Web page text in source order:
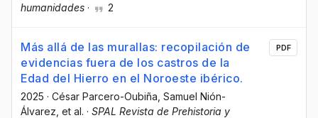
humanidades · 2
Más allá de las murallas: recopilación de
evidencias fuera de los castros de la
Edad del Hierro en el Noroeste ibérico.
2025 · César Parcero-Oubiña , Samuel Nión-
Álvarez , et al. · SPAL Revista de Prehistoria y
PDF